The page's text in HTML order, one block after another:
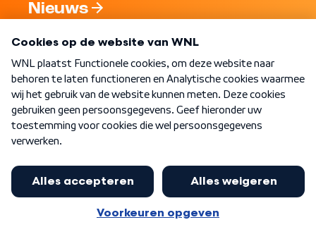
Nieuws
Nieuwsbrief
Word Lid